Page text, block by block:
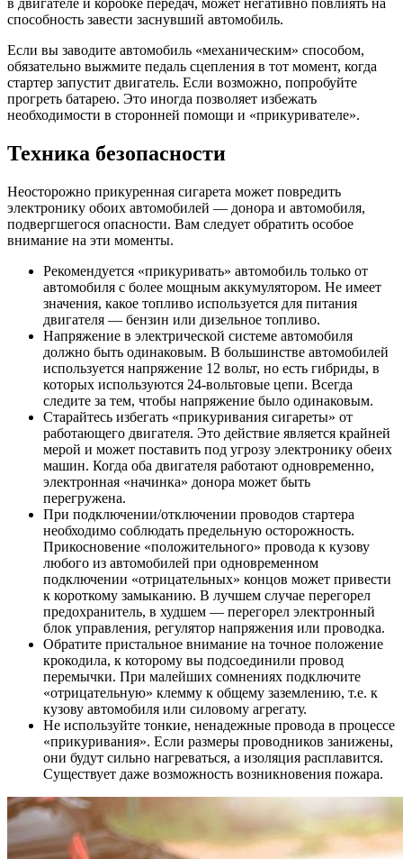
в двигателе и коробке передач, может негативно повлиять на
способность завести заснувший автомобиль.
Если вы заводите автомобиль «механическим» способом,
обязательно выжмите педаль сцепления в тот момент, когда
стартер запустит двигатель. Если возможно, попробуйте
прогреть батарею. Это иногда позволяет избежать
необходимости в сторонней помощи и «прикуривателе».
Техника безопасности
Неосторожно прикуренная сигарета может повредить
электронику обоих автомобилей — донора и автомобиля,
подвергшегося опасности. Вам следует обратить особое
внимание на эти моменты.
Рекомендуется «прикуривать» автомобиль только от
автомобиля с более мощным аккумулятором. Не имеет
значения, какое топливо используется для питания
двигателя — бензин или дизельное топливо.
Напряжение в электрической системе автомобиля
должно быть одинаковым. В большинстве автомобилей
используется напряжение 12 вольт, но есть гибриды, в
которых используются 24-вольтовые цепи. Всегда
следите за тем, чтобы напряжение было одинаковым.
Старайтесь избегать «прикуривания сигареты» от
работающего двигателя. Это действие является крайней
мерой и может поставить под угрозу электронику обеих
машин. Когда оба двигателя работают одновременно,
электронная «начинка» донора может быть
перегружена.
При подключении/отключении проводов стартера
необходимо соблюдать предельную осторожность.
Прикосновение «положительного» провода к кузову
любого из автомобилей при одновременном
подключении «отрицательных» концов может привести
к короткому замыканию. В лучшем случае перегорел
предохранитель, в худшем — перегорел электронный
блок управления, регулятор напряжения или проводка.
Обратите пристальное внимание на точное положение
крокодила, к которому вы подсоединили провод
перемычки. При малейших сомнениях подключите
«отрицательную» клемму к общему заземлению, т.е. к
кузову автомобиля или силовому агрегату.
Не используйте тонкие, ненадежные провода в процессе
«прикуривания». Если размеры проводников занижены,
они будут сильно нагреваться, а изоляция расплавится.
Существует даже возможность возникновения пожара.